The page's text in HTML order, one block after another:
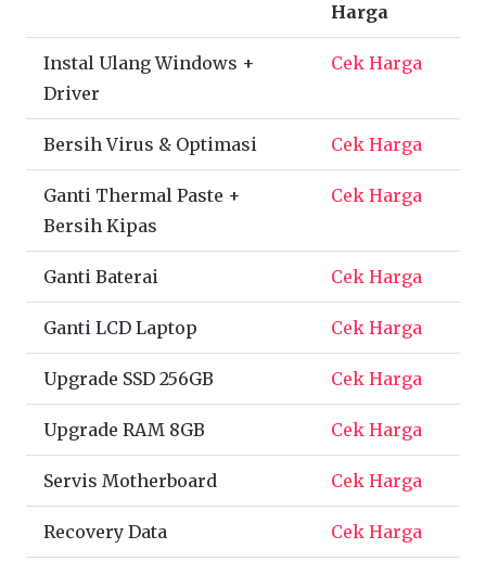
Harga
Instal Ulang Windows +
Driver
Cek Harga
Bersih Virus & Optimasi Cek Harga
Ganti Thermal Paste +
Bersih Kipas
Cek Harga
Ganti Baterai Cek Harga
Ganti LCD Laptop Cek Harga
Upgrade SSD 256GB Cek Harga
Upgrade RAM 8GB Cek Harga
Servis Motherboard Cek Harga
Recovery Data Cek Harga